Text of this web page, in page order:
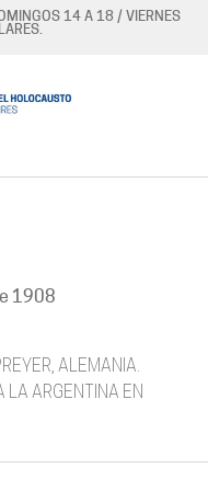
14 A 18 / VIERNES
1908
ALEMANIA.
LA ARGENTINA EN